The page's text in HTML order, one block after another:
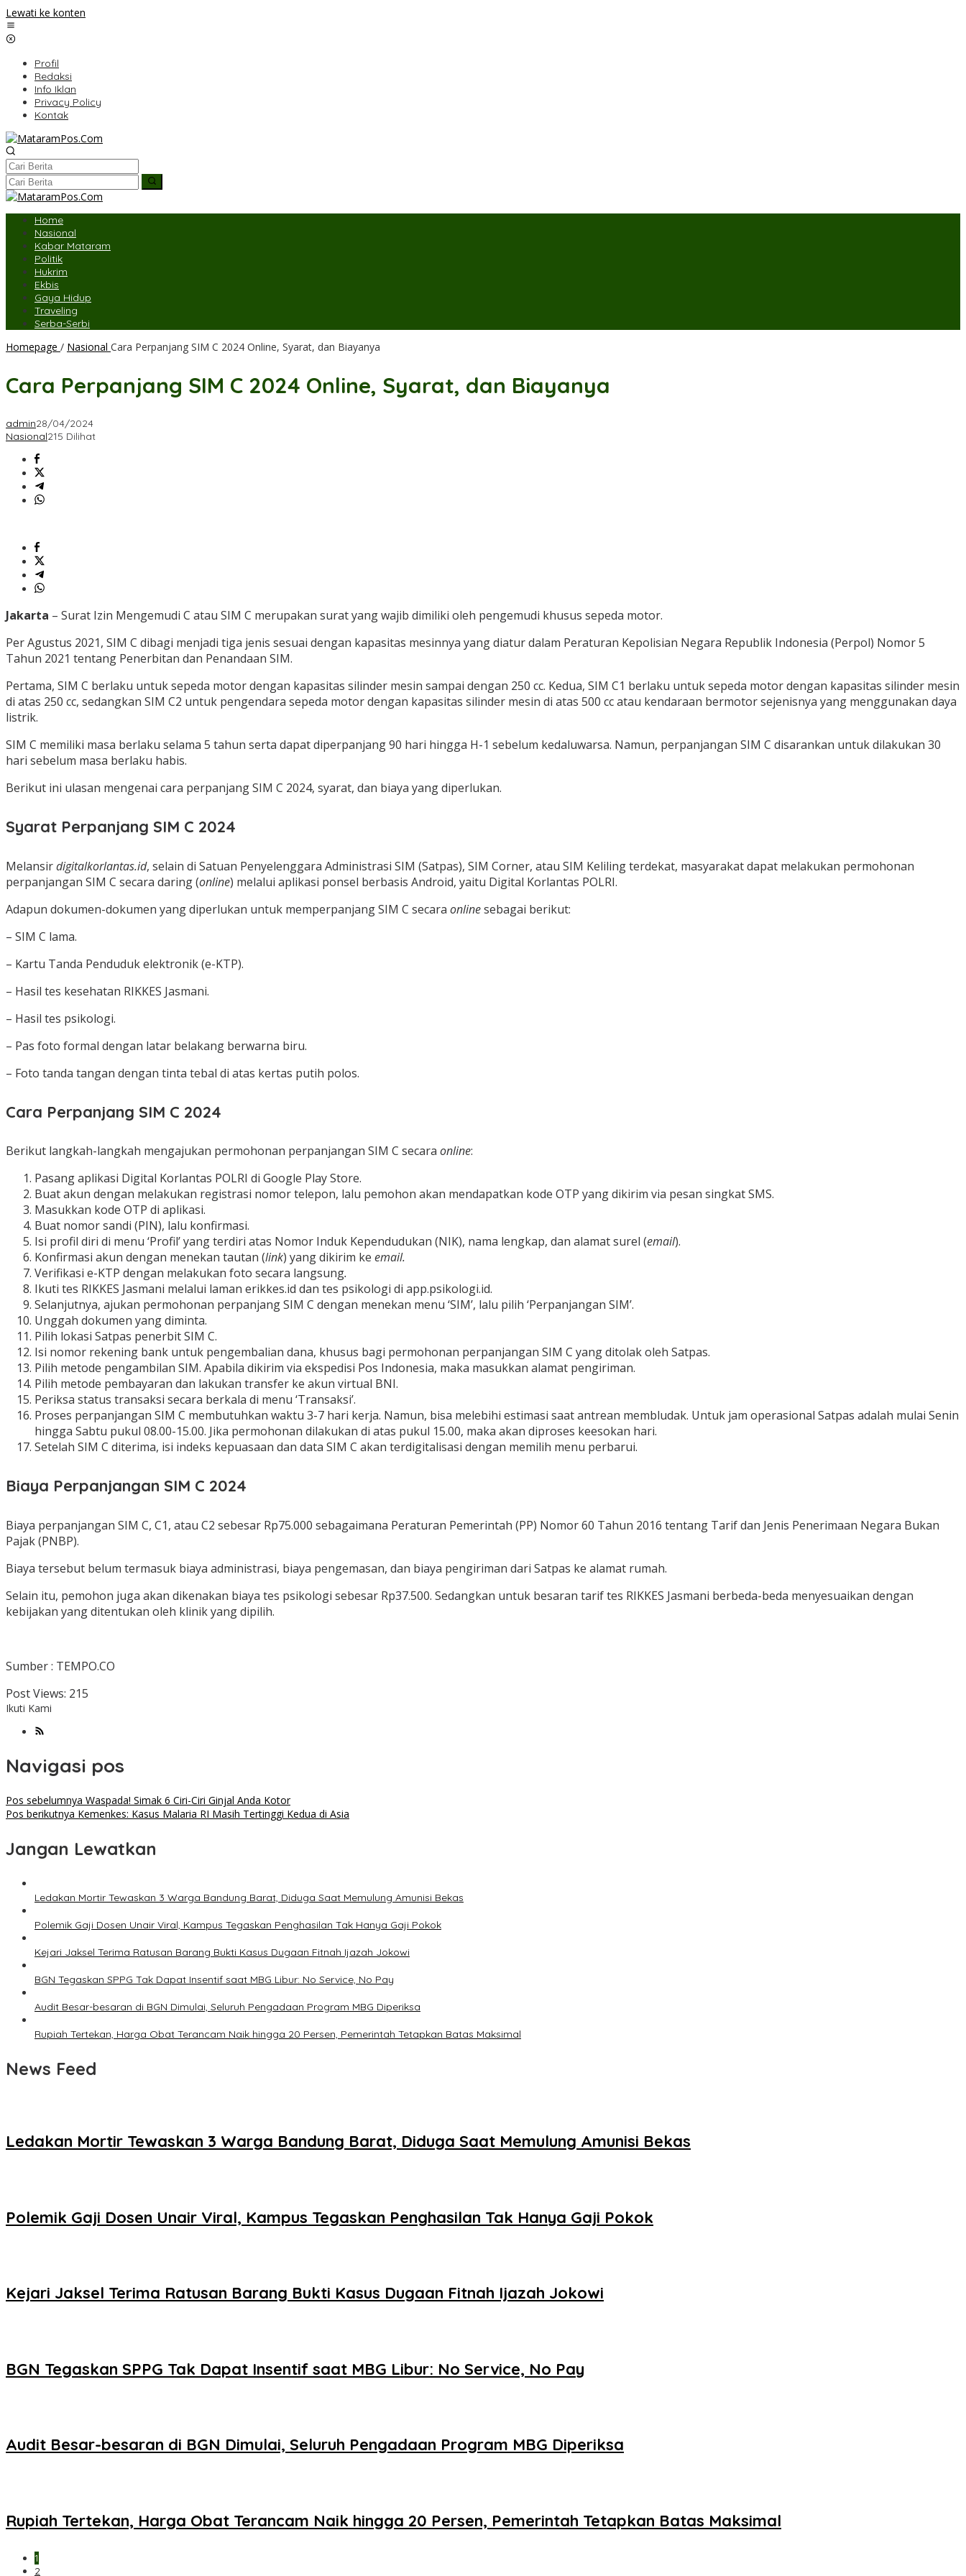
Lewati ke konten
Profil
Redaksi
Info Iklan
Privacy Policy
Kontak
Home
Nasional
Kabar Mataram
Politik
Hukrim
Ekbis
Gaya Hidup
Traveling
Serba-Serbi
Homepage / Nasional Cara Perpanjang SIM C 2024 Online, Syarat, dan Biayanya
Cara Perpanjang SIM C 2024 Online, Syarat, dan Biayanya
admin28/04/2024
Nasional215 Dilihat
Jakarta – Surat Izin Mengemudi C atau SIM C merupakan surat yang wajib dimiliki oleh pengemudi khusus sepeda motor.
Per Agustus 2021, SIM C dibagi menjadi tiga jenis sesuai dengan kapasitas mesinnya yang diatur dalam Peraturan Kepolisian Negara Republik Indonesia (Perpol) Nomor 5
Tahun 2021 tentang Penerbitan dan Penandaan SIM.
Pertama, SIM C berlaku untuk sepeda motor dengan kapasitas silinder mesin sampai dengan 250 cc. Kedua, SIM C1 berlaku untuk sepeda motor dengan kapasitas silinder mesin
di atas 250 cc, sedangkan SIM C2 untuk pengendara sepeda motor dengan kapasitas silinder mesin di atas 500 cc atau kendaraan bermotor sejenisnya yang menggunakan daya
listrik.
SIM C memiliki masa berlaku selama 5 tahun serta dapat diperpanjang 90 hari hingga H-1 sebelum kedaluwarsa. Namun, perpanjangan SIM C disarankan untuk dilakukan 30
hari sebelum masa berlaku habis.
Berikut ini ulasan mengenai cara perpanjang SIM C 2024, syarat, dan biaya yang diperlukan.
Syarat Perpanjang SIM C 2024
Melansirdigitalkorlantas.id, selain di Satuan Penyelenggara Administrasi SIM (Satpas), SIM Corner, atau SIM Keliling terdekat, masyarakat dapat melakukan permohonan
perpanjangan SIM C secara daring (online) melalui aplikasi ponsel berbasis Android, yaitu Digital Korlantas POLRI.
Adapun dokumen-dokumen yang diperlukan untuk memperpanjang SIM C secara onlinesebagai berikut:
– SIM C lama.
– Kartu Tanda Penduduk elektronik (e-KTP).
– Hasil tes kesehatan RIKKES Jasmani.
– Hasil tes psikologi.
– Pas foto formal dengan latar belakang berwarna biru.
– Foto tanda tangan dengan tinta tebal di atas kertas putih polos.
Cara Perpanjang SIM C 2024
Berikut langkah-langkah mengajukan permohonan perpanjangan SIM C secara online:
Pasang aplikasi Digital Korlantas POLRI di Google Play Store.
Buat akun dengan melakukan registrasi nomor telepon, lalu pemohon akan mendapatkan kode OTP yang dikirim via pesan singkat SMS.
Masukkan kode OTP di aplikasi.
Buat nomor sandi (PIN), lalu konfirmasi.
Isi profil diri di menu ‘Profil’ yang terdiri atas Nomor Induk Kependudukan (NIK), nama lengkap, dan alamat surel (email).
Konfirmasi akun dengan menekan tautan (link) yang dikirim ke email.
Verifikasi e-KTP dengan melakukan foto secara langsung.
Ikuti tes RIKKES Jasmani melalui laman erikkes.id dan tes psikologi di app.psikologi.id.
Selanjutnya, ajukan permohonan perpanjang SIM C dengan menekan menu ‘SIM’, lalu pilih ‘Perpanjangan SIM’.
Unggah dokumen yang diminta.
Pilih lokasi Satpas penerbit SIM C.
Isi nomor rekening bank untuk pengembalian dana, khusus bagi permohonan perpanjangan SIM C yang ditolak oleh Satpas.
Pilih metode pengambilan SIM. Apabila dikirim via ekspedisi Pos Indonesia, maka masukkan alamat pengiriman.
Pilih metode pembayaran dan lakukan transfer ke akun virtual BNI.
Periksa status transaksi secara berkala di menu ‘Transaksi’.
Proses perpanjangan SIM C membutuhkan waktu 3-7 hari kerja. Namun, bisa melebihi estimasi saat antrean membludak. Untuk jam operasional Satpas adalah mulai Senin
hingga Sabtu pukul 08.00-15.00. Jika permohonan dilakukan di atas pukul 15.00, maka akan diproses keesokan hari.
Setelah SIM C diterima, isi indeks kepuasaan dan data SIM C akan terdigitalisasi dengan memilih menu perbarui.
Biaya Perpanjangan SIM C 2024
Biaya perpanjangan SIM C, C1, atau C2 sebesar Rp75.000 sebagaimana Peraturan Pemerintah (PP) Nomor 60 Tahun 2016 tentang Tarif dan Jenis Penerimaan Negara Bukan
Pajak (PNBP).
Biaya tersebut belum termasuk biaya administrasi, biaya pengemasan, dan biaya pengiriman dari Satpas ke alamat rumah.
Selain itu, pemohon juga akan dikenakan biaya tes psikologi sebesar Rp37.500. Sedangkan untuk besaran tarif tes RIKKES Jasmani berbeda-beda menyesuaikan dengan
kebijakan yang ditentukan oleh klinik yang dipilih.
Sumber : TEMPO.CO
Post Views: 215
Ikuti Kami
Navigasi pos
Pos sebelumnya Waspada! Simak 6 Ciri-Ciri Ginjal Anda Kotor
Pos berikutnya Kemenkes: Kasus Malaria RI Masih Tertinggi Kedua di Asia
Jangan Lewatkan
Ledakan Mortir Tewaskan 3 Warga Bandung Barat, Diduga Saat Memulung Amunisi Bekas
Polemik Gaji Dosen Unair Viral, Kampus Tegaskan Penghasilan Tak Hanya Gaji Pokok
Kejari Jaksel Terima Ratusan Barang Bukti Kasus Dugaan Fitnah Ijazah Jokowi
BGN Tegaskan SPPG Tak Dapat Insentif saat MBG Libur: No Service, No Pay
Audit Besar-besaran di BGN Dimulai, Seluruh Pengadaan Program MBG Diperiksa
Rupiah Tertekan, Harga Obat Terancam Naik hingga 20 Persen, Pemerintah Tetapkan Batas Maksimal
News Feed
Ledakan Mortir Tewaskan 3 Warga Bandung Barat, Diduga Saat Memulung Amunisi Bekas
Polemik Gaji Dosen Unair Viral, Kampus Tegaskan Penghasilan Tak Hanya Gaji Pokok
Kejari Jaksel Terima Ratusan Barang Bukti Kasus Dugaan Fitnah Ijazah Jokowi
BGN Tegaskan SPPG Tak Dapat Insentif saat MBG Libur: No Service, No Pay
Audit Besar-besaran di BGN Dimulai, Seluruh Pengadaan Program MBG Diperiksa
Rupiah Tertekan, Harga Obat Terancam Naik hingga 20 Persen, Pemerintah Tetapkan Batas Maksimal
1
2